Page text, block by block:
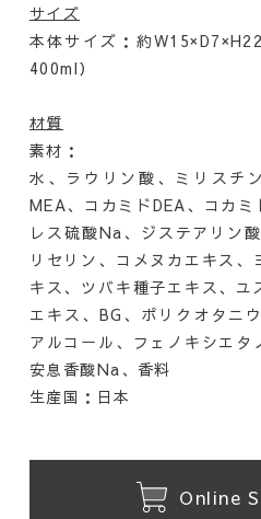
サイズ
本体サイズ：約
400ml）
材質
素材：
水、ラウリン酸、ミリスチ
MEA、コカミドDEA、コカ
レス硫酸Na、ジステアリン
リセリン、コメヌカエキス
キス、ツバキ種子エキス、
エキス、BG、ポリクオタニ
アルコール、フェノキシエタ
安息香酸Na、香料
生産国：日本
Online